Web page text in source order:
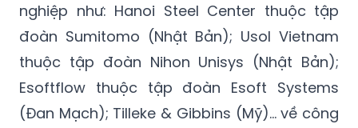
nghiệp như: Hanoi Steel Center thuộc tập
đoàn Sumitomo (Nhật Bản); Usol Vietnam
thuộc tập đoàn Nihon Unisys (Nhật Bản);
Esoftflow thuộc tập đoàn Esoft Systems
(Đan Mạch); Tilleke & Gibbins (Mỹ)… về công